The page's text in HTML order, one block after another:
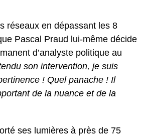
réseaux en dépassant les 8
Pascal Praud lui-même décide
d’analyste politique au
son intervention, je suis
! Quel panache ! Il
de la nuance et de la
ses lumières à près de 75